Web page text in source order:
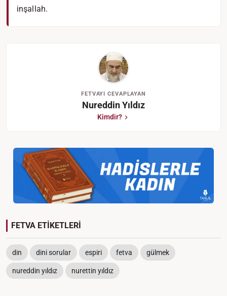
inşallah.
FETVAYI CEVAPLAYAN
Nureddin Yıldız
Kimdir?
FETVA ETİKETLERİ
din dini sorular espiri fetva gülmek
nureddin yıldız nurettin yıldız